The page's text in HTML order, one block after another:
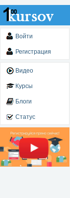
Войти
Регистрация
Видео
Курсы
Блоги
Статус